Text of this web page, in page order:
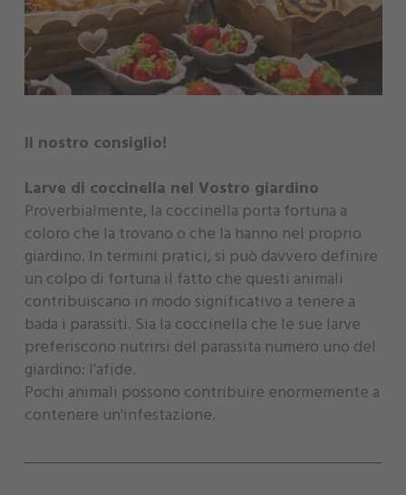
Il nostro consiglio!
Larve di coccinella nel Vostro giardino
Proverbialmente, la coccinella porta fortuna a
coloro che la trovano o che la hanno nel proprio
giardino. In termini pratici, si può davvero definire
un colpo di fortuna il fatto che questi animali
contribuiscano in modo significativo a tenere a
bada i parassiti. Sia la coccinella che le sue larve
preferiscono nutrirsi del parassita numero uno del
giardino: l'afide.
Pochi animali possono contribuire enormemente a
contenere un'infestazione.